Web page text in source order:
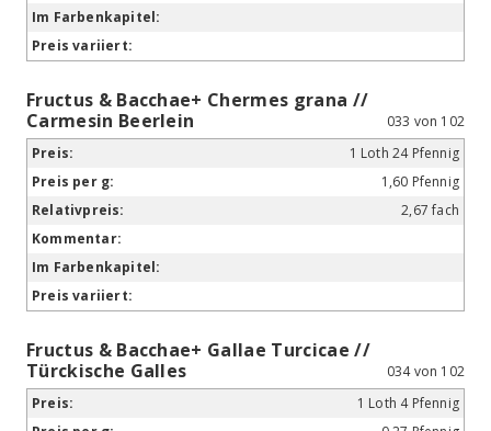
Fructus & Bacchae+ Chermes grana //
Carmesin Beerlein
033 von 102
1 Loth 24 Pfennig
1,60 Pfennig
2,67 fach
Fructus & Bacchae+ Gallae Turcicae //
Türckische Galles
034 von 102
1 Loth 4 Pfennig